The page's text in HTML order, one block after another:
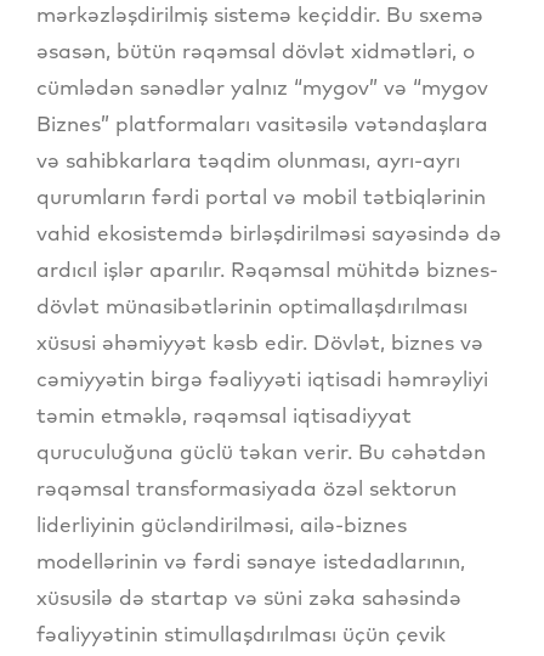
mərkəzləşdirilmiş sistemə keçiddir. Bu sxemə
əsasən, bütün rəqəmsal dövlət xidmətləri, o
cümlədən sənədlər yalnız “mygov” və “mygov
Biznes” platformaları vasitəsilə vətəndaşlara
və sahibkarlara təqdim olunması, ayrı-ayrı
qurumların fərdi portal və mobil tətbiqlərinin
vahid ekosistemdə birləşdirilməsi sayəsində də
ardıcıl işlər aparılır. Rəqəmsal mühitdə biznes-
dövlət münasibətlərinin optimallaşdırılması
xüsusi əhəmiyyət kəsb edir. Dövlət, biznes və
cəmiyyətin birgə fəaliyyəti iqtisadi həmrəyliyi
təmin etməklə, rəqəmsal iqtisadiyyat
quruculuğuna güclü təkan verir. Bu cəhətdən
rəqəmsal transformasiyada özəl sektorun
liderliyinin gücləndirilməsi, ailə-biznes
modellərinin və fərdi sənaye istedadlarının,
xüsusilə də startap və süni zəka sahəsində
fəaliyyətinin stimullaşdırılması üçün çevik